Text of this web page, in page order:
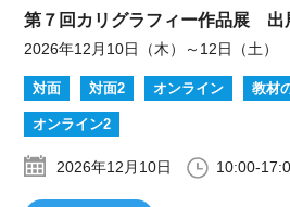
第７回カリグラフィー作品展 出
2026年12月10日（木）～12日（土
対面 対面2 オンライン 教材
オンライン2
2026年12月10日 10:00-